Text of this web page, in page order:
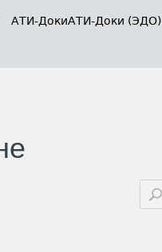
АТИ-ДокиАТИ-Доки (ЭДО)